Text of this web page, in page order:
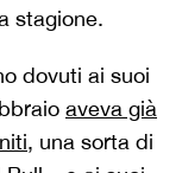
stagione.
dovuti ai suoi
aveva già
, una sorta di